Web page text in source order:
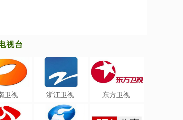
视台
卫视 浙江卫视 东方卫视